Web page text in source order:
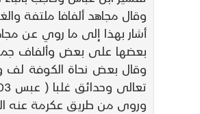
وقال مجاهد ألفافا ملتفة
بعضها على بعض وألفاف
وقال بعض نحاة الكوفة لف
وروى من طريق عكرمة عنه